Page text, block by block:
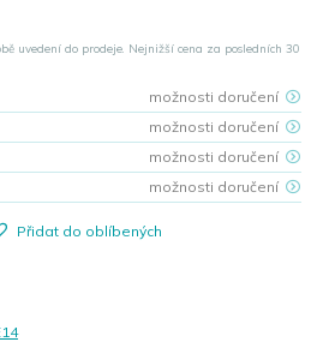
uvedení do prodeje. Nejnižší cena za posledních 30
možnosti doručení
možnosti doručení
možnosti doručení
možnosti doručení
Přidat do oblíbených